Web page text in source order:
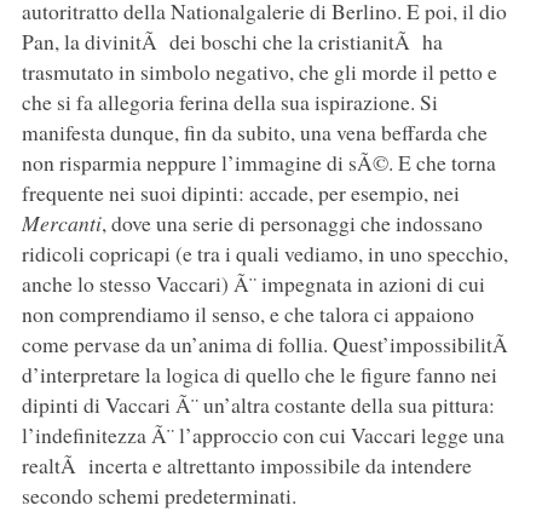
autoritratto della Nationalgalerie di Berlino. E poi, il dio
Pan, la divinitÃ dei boschi che la cristianitÃ ha
trasmutato in simbolo negativo, che gli morde il petto e
che si fa allegoria ferina della sua ispirazione. Si
manifesta dunque, fin da subito, una vena beffarda che
non risparmia neppure l’immagine di sÃ©. E che torna
frequente nei suoi dipinti: accade, per esempio, nei
Mercanti, dove una serie di personaggi che indossano
ridicoli copricapi (e tra i quali vediamo, in uno specchio,
anche lo stesso Vaccari) Ã¨ impegnata in azioni di cui
non comprendiamo il senso, e che talora ci appaiono
come pervase da un’anima di follia. Quest’impossibilitÃ
d’interpretare la logica di quello che le figure fanno nei
dipinti di Vaccari Ã¨ un’altra costante della sua pittura:
l’indefinitezza Ã¨ l’approccio con cui Vaccari legge una
realtÃ incerta e altrettanto impossibile da intendere
secondo schemi predeterminati.